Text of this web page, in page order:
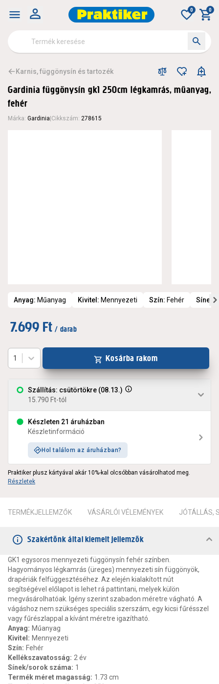
0 0
Karnis, függönysín és tartozék
Gardinia függönysín gk1 250cm légkamrás, műanyag,
fehér
Márka: Gardinia Cikkszám: 278615
Anyag: Műanyag Kivitel : Mennyezeti Szín: Fehér Sínek/
7.699 Ft / darab
Szállítás: csütörtökre (08.13.)
15.790 Ft-tól
Készleten 21 áruházban
Készletinformáció
Hol találom az áruházban?
1 Kosárba rakom
Praktiker plusz kártyával akár 10%-kal olcsóbban vásárolhatod meg.
Részletek
TERMÉKJELLEMZŐK VÁSÁRLÓI VÉLEMÉNYEK JÓTÁLLÁS,
Szakértőnk által kiemelt jellemzők
GK1 egysoros mennyezeti függönysín fehér színben.
Hagyományos légkamrás (üreges) mennyezeti sín függönyök,
drapériák felfüggesztéséhez. Az elején kialakított nút
segítségével előlapot is lehet rá pattintani, melyek külön
megvásárolhatóak. Igény szerint szabadon méretre vágható. A
vágáshoz nem szükséges speciális szerszám, egy kicsi fűrésszel
vagy fűrészlappal a kívánt méretre igazítható.
Anyag: Műanyag
Kivitel : Mennyezeti
Szín: Fehér
Kellékszavatosság: 2 év
Sínek/sorok száma: 1
Termék méret magasság: 1.73 cm